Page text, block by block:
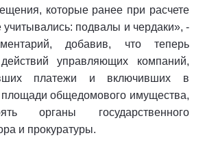
которые ранее при расчете
подвалы и чердаки», -
добавив, что теперь
управляющих компаний,
платежи и включивших в
общедомового имущества,
органы государственного
и прокуратуры.